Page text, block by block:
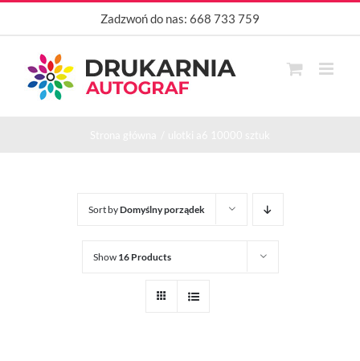
Przejdź
Zadzwoń do nas: 668 733 759
Sort byDomyślny porządek
Show 16 Products